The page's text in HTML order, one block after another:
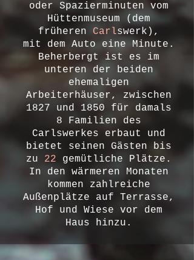
oder Spazierminuten vom
Hüttenmuseum (dem
früheren Carlswerk),
mit dem Auto eine Minute.
Beherbergt ist es im
unteren der beiden
ehemaligen
Arbeiterhäuser, zwischen
1827 und 1850 für damals
8 Familien des
Carlswerkes erbaut und
bietet seinen Gästen bis
zu 22 gemütliche Plätze.
In den wärmeren Monaten
kommen zahlreiche
Außenplätze auf Terrasse,
Hof und Wiese vor dem
Haus hinzu.